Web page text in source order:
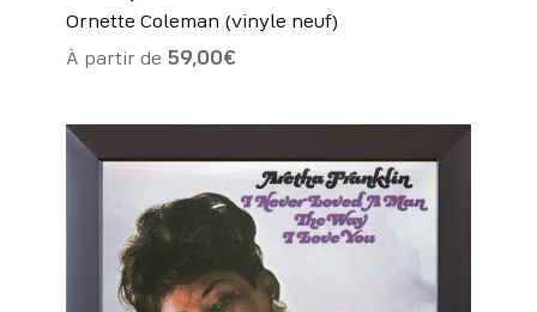
Ornette Coleman (vinyle neuf)
À partir de 59,00€